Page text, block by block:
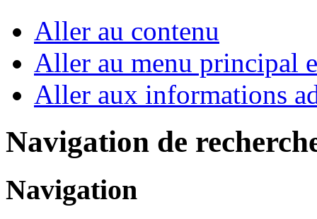
Aller au contenu
Aller au menu principal
Aller aux informations
Navigation de
Navigation